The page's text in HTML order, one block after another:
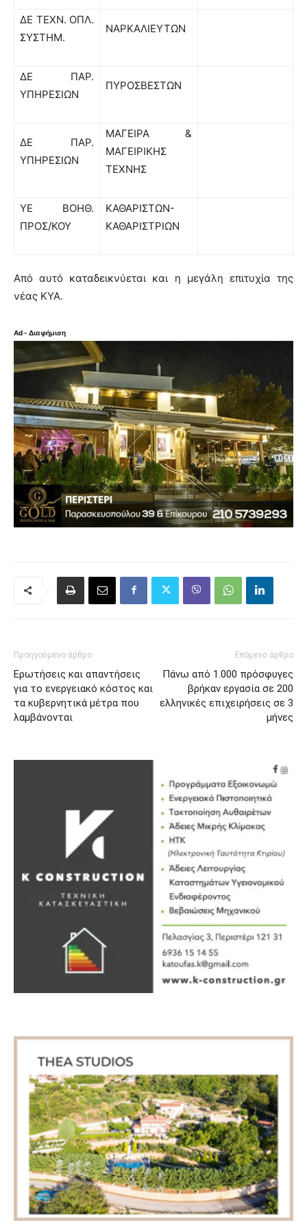
ΔΕ ΤΕΧΝ. ΟΠΛ.
ΣΥΣΤΗΜ.
ΝΑΡΚΑΛΙΕΥΤΩΝ
ΔΕ ΠΑΡ.
ΥΠΗΡΕΣΙΩΝ
ΠΥΡΟΣΒΕΣΤΩΝ
ΔΕ ΠΑΡ.
ΥΠΗΡΕΣΙΩΝ
ΜΑΓΕΙΡΑ &
ΜΑΓΕΙΡΙΚΗΣ
ΤΕΧΝΗΣ
ΥΕ ΒΟΗΘ.
ΠΡΟΣ/ΚΟΥ
ΚΑΘΑΡΙΣΤΩΝ-
ΚΑΘΑΡΙΣΤΡΙΩΝ
Από αυτό καταδεικνύεται και η μεγάλη επιτυχία της
νέας ΚΥΑ.
Ad - Διαφήμιση
Προηγούμενο άρθρο
Ερωτήσεις και απαντήσεις
για το ενεργειακό κόστος και
τα κυβερνητικά μέτρα που
λαμβάνονται
Επόμενο άρθρο
Πάνω από 1.000 πρόσφυγες
βρήκαν εργασία σε 200
ελληνικές επιχειρήσεις σε 3
μήνες